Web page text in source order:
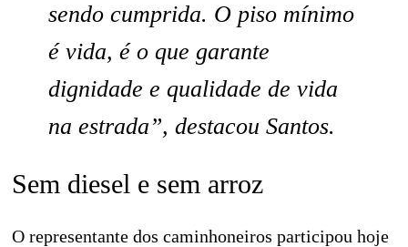
sendo cumprida. O piso mínimo
é vida, é o que garante
dignidade e qualidade de vida
na estrada”, destacou Santos.
Sem diesel e sem arroz
O representante dos caminhoneiros participou hoje